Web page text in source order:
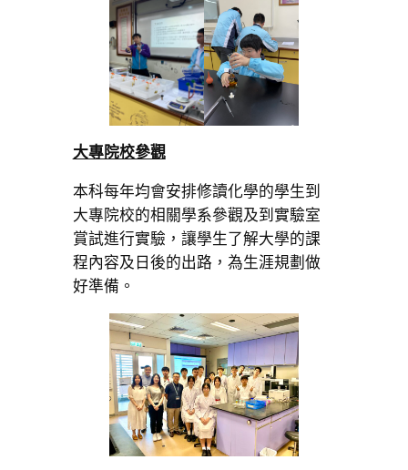
大專院校參觀
本科每年均會安排修讀化學的學生到
大專院校的相關學系參觀及到實驗室
賞試進行實驗，讓學生了解大學的課
程內容及日後的出路，為生涯規劃做
好準備。